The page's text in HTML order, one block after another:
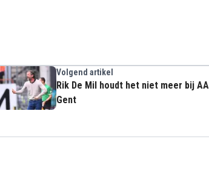
Volgend artikel
Rik De Mil houdt het niet meer bij AA
Gent